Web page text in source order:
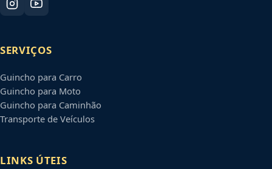
SERVIÇOS
Guincho para Carro
Guincho para Moto
Guincho para Caminhão
Transporte de Veículos
LINKS ÚTEIS